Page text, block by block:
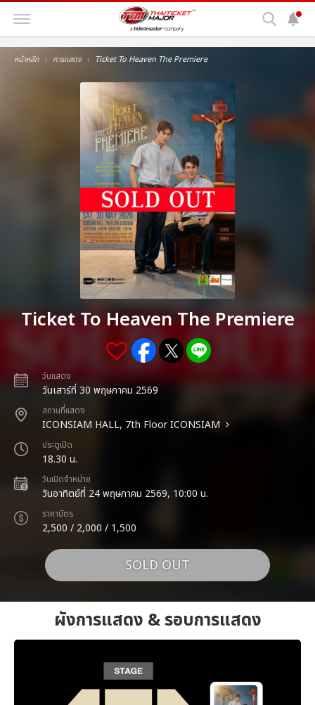
หน้าหลัก การแสดง Ticket To Heaven The Premiere
Ticket To Heaven The Premiere
วันแสดง
วันเสาร์ที่ 30 พฤษภาคม 2569
สถานที่แสดง
ICONSIAM HALL, 7th Floor ICONSIAM
ประตูเปิด
18.30 น.
วันเปิดจำหน่าย
วันอาทิตย์ที่ 24 พฤษภาคม 2569, 10:00 น.
ราคาบัตร
2,500 / 2,000 / 1,500
SOLD OUT
ผังการแสดง & รอบการแสดง